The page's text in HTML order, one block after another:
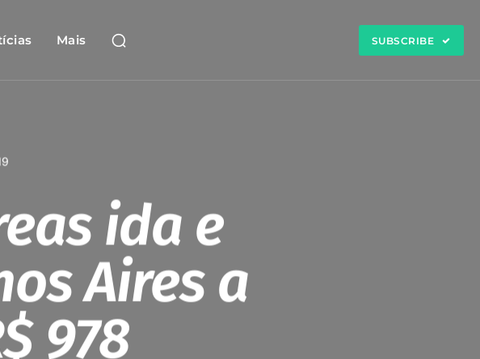
Mais SUBSCRIBE
ida e
Aires a
978